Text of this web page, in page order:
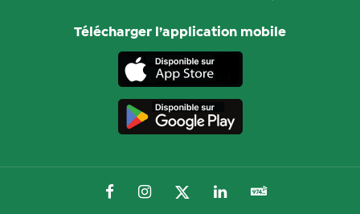
Télécharger l’application mobile